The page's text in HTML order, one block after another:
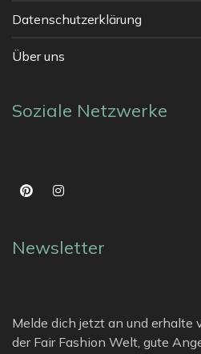
Datenschutzerklärung
Über uns
Soziale Netzwerke
Newsletter
Melde dich jetzt an und erhalte
der Fair Fashion Welt, gute